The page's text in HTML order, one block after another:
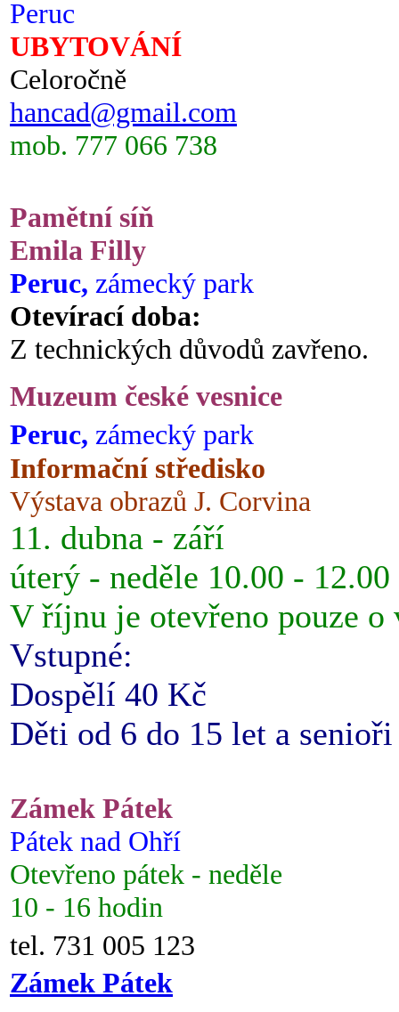
Peruc
UBYTOVÁNÍ
Celoročně
hancad@gmail.com
mob. 777 066 738
Pamětní síň
Emila Filly
Peruc, zámecký park
Otevírací doba:
Z technických důvodů zavřeno.
Muzeum české vesnice
Peruc, zámecký park
Informační středisko
Výstava obrazů J. Corvina
11. dubna - září
úterý - neděle 10.00 -
V říjnu je otevřeno pouze o
Vstupné:
Dospělí 40 Kč
Děti od 6 do 15 let a
Zámek Pátek
Pátek nad Ohří
Otevřeno pátek - neděle
10 - 16 hodin
tel. 731 005 123
Zámek Pátek